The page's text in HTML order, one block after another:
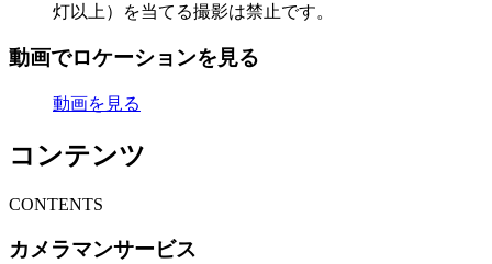
灯以上）を当てる撮影は禁止です。
動画でロケーションを見る
動画を見る
コンテンツ
CONTENTS
カメラマンサービス